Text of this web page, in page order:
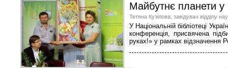
Майбутнє планети
Тетяна Кузілова, завідувач відділу
У Національній бібліотеці
конференція, присвячена
руках!» у рамках відзначення